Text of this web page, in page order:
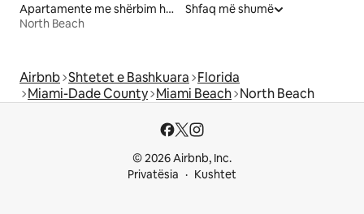
Apartamente me shërbim hotelerie me qira
North Beach
Shfaq më shumë
Airbnb Shtetet e Bashkuara Florida
Miami-Dade County Miami Beach North Beach
© 2026 Airbnb, Inc.
Privatësia
Kushtet